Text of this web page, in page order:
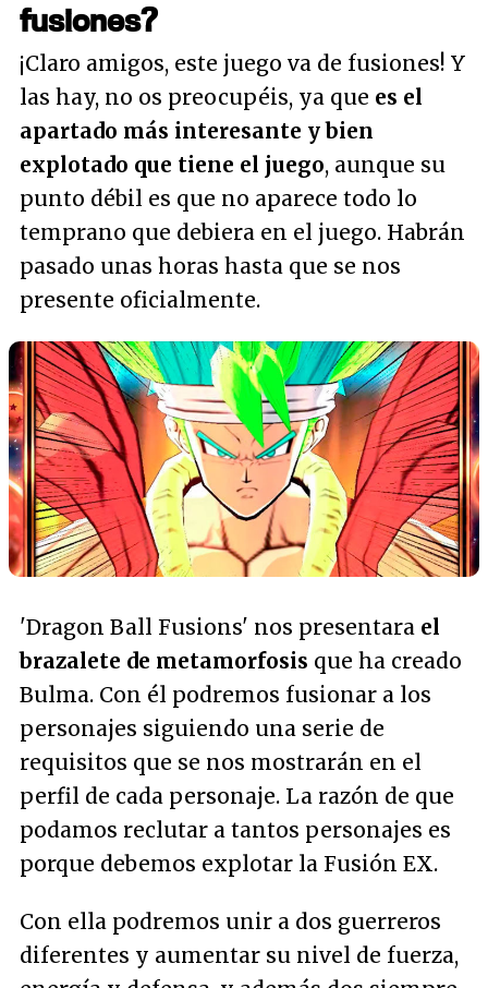
fusiones?
¡Claro amigos, este juego va de fusiones! Y
las hay, no os preocupéis, ya que es el
apartado más interesante y bien
explotado que tiene el juego, aunque su
punto débil es que no aparece todo lo
temprano que debiera en el juego. Habrán
pasado unas horas hasta que se nos
presente oficialmente.
'Dragon Ball Fusions' nos presentara el
brazalete de metamorfosis que ha creado
Bulma. Con él podremos fusionar a los
personajes siguiendo una serie de
requisitos que se nos mostrarán en el
perfil de cada personaje. La razón de que
podamos reclutar a tantos personajes es
porque debemos explotar la Fusión EX.
Con ella podremos unir a dos guerreros
diferentes y aumentar su nivel de fuerza,